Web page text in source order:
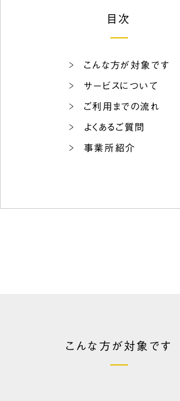
目次
こんな方が対象です
サービスについて
ご利用までの流れ
よくあるご質問
事業所紹介
こんな方が対象です